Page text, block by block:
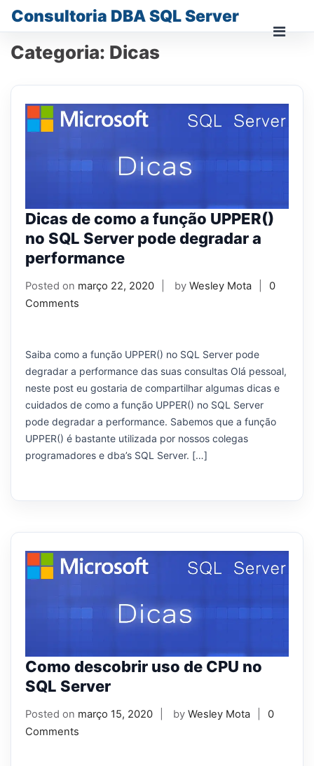
content
Consultoria DBA SQL Server
Categoria: Dicas
Dicas de como a função UPPER()
no SQL Server pode degradar a
performance
Posted on março 22, 2020 by Wesley Mota
0
Comments
Saiba como a função UPPER() no SQL Server pode
degradar a performance das suas consultas Olá pessoal,
neste post eu gostaria de compartilhar algumas dicas e
cuidados de como a função UPPER() no SQL Server
pode degradar a performance. Sabemos que a função
UPPER() é bastante utilizada por nossos colegas
programadores e dba’s SQL Server. […]
Como descobrir uso de CPU no
SQL Server
Posted on março 15, 2020 by Wesley Mota
0
Comments